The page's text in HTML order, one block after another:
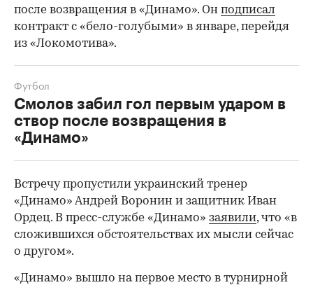
00:00 / 00:00
после возвращения в «Динамо». Он подписал
контракт с «бело-голубыми» в январе, перейдя
из «Локомотива».
Смолов забил гол первым ударом в
створ после возвращения в
«Динамо»
Футбол
Встречу пропустили украинский тренер
«Динамо» Андрей Воронин и защитник Иван
Ордец. В пресс-службе «Динамо» заявили, что «в
сложившихся обстоятельствах их мысли сейчас
о другом».
«Динамо» вышло на первое место в турнирной